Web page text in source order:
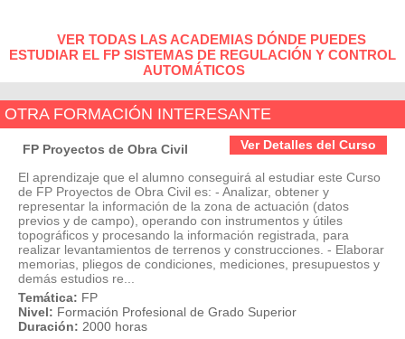
VER TODAS LAS ACADEMIAS DÓNDE PUEDES
ESTUDIAR EL FP SISTEMAS DE REGULACIÓN Y CONTROL
AUTOMÁTICOS
OTRA FORMACIÓN INTERESANTE
Ver Detalles del Curso
FP Proyectos de Obra Civil
El aprendizaje que el alumno conseguirá al estudiar este Curso
de FP Proyectos de Obra Civil es: - Analizar, obtener y
representar la información de la zona de actuación (datos
previos y de campo), operando con instrumentos y útiles
topográficos y procesando la información registrada, para
realizar levantamientos de terrenos y construcciones. - Elaborar
memorias, pliegos de condiciones, mediciones, presupuestos y
demás estudios re...
Temática: FP
Nivel: Formación Profesional de Grado Superior
Duración: 2000 horas